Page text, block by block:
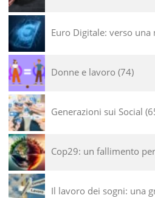
Euro Digitale: verso una
Donne e lavoro 74
Generazioni sui Social
Cop29: un fallimento
Il lavoro dei sogni: una